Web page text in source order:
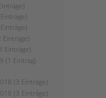
Einträge)
Einträge)
(1 Eintrag)
(3 Einträge)
(3 Einträge)